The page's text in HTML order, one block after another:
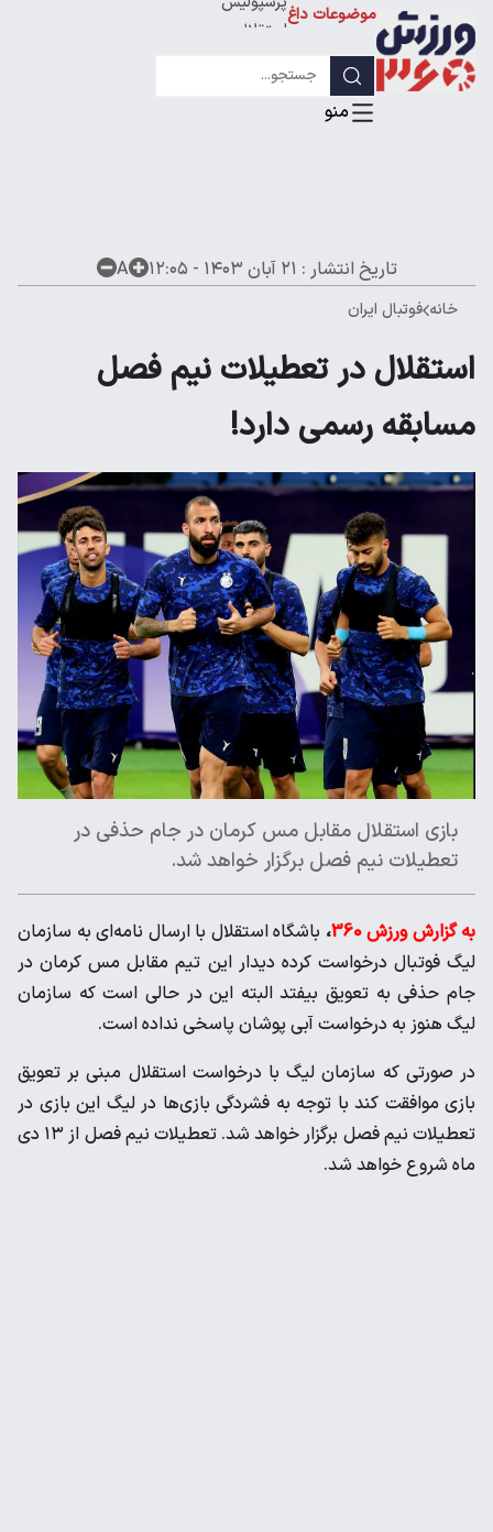
موضوعات داغپرسپولیس
تاریخ انتشار : ۲۱ آبان ۱۴۰۳ - ۱۲:۰۵ A
خانه فوتبال ایران
استقلال در تعطیلات نیم فصل
مسابقه رسمی دارد!
بازی استقلال مقابل مس کرمان در جام حذفی در
تعطیلات نیم فصل برگزار خواهد شد.
به گزارش ورزش 360 ، باشگاه استقلال با ارسال نامه‌ای به سازمان
لیگ فوتبال درخواست کرده دیدار این تیم مقابل مس کرمان در
جام حذفی به تعویق بیفتد البته این در حالی است که سازمان
لیگ هنوز به درخواست آبی پوشان پاسخی نداده است.
در صورتی که سازمان لیگ با درخواست استقلال مبنی بر تعویق
بازی موافقت کند با توجه به فشردگی بازی‌ها در لیگ این بازی در
تعطیلات نیم فصل برگزار خواهد شد. تعطیلات نیم فصل از ۱۳ دی
ماه شروع خواهد شد.